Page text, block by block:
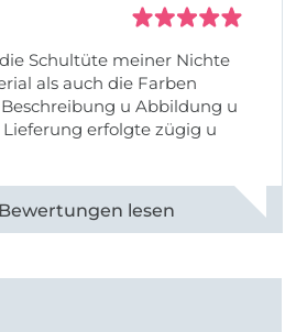
Schultüte meiner Nichte
als auch die Farben
u Abbildung u
Lieferung erfolgte zügig u
ansehen